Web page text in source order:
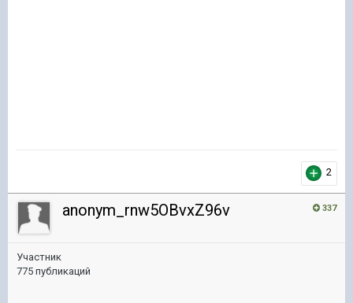
2
337
anonym_rnw5OBvxZ96v
Участник
775 публикаций